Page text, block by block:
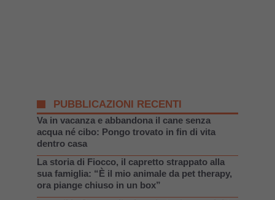
PUBBLICAZIONI RECENTI
Va in vacanza e abbandona il cane senza
acqua né cibo: Pongo trovato in fin di vita
dentro casa
La storia di Fiocco, il capretto strappato alla
sua famiglia: “È il mio animale da pet therapy,
ora piange chiuso in un box”